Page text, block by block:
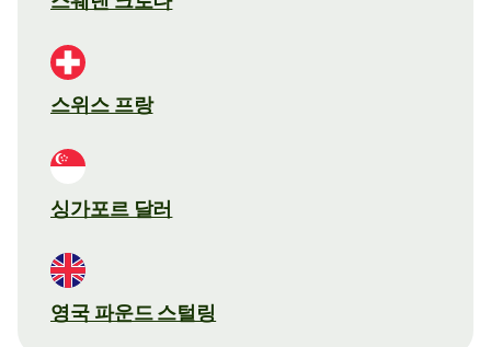
스위스 프랑
싱가포르 달러
영국 파운드 스털링